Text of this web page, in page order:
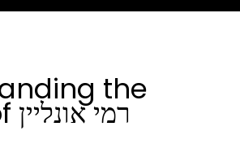
the
Basics of רמי אונליין